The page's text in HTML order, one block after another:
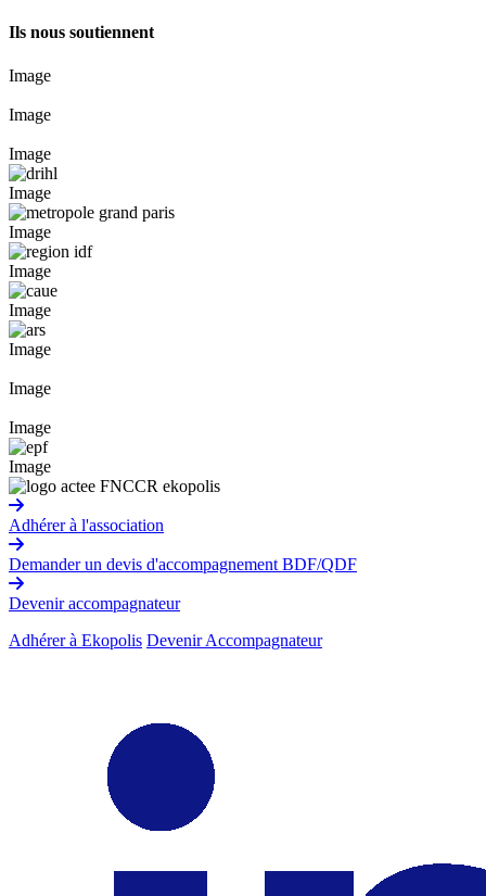
Ils nous soutiennent
Image
Image
Image
Image
Image
Image
Image
Image
Image
Image
Image
Adhérer à l'association
Demander un devis d'accompagnement BDF/QDF
Devenir accompagnateur
Adhérer à Ekopolis Devenir Accompagnateur